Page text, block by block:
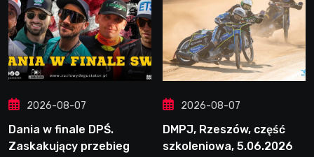
2026-08-07
Dania w finale DPŚ.
Zaskakujący przebieg
2026-08-07
DMPJ, Rzeszów, część
szkoleniowa, 5.06.2026